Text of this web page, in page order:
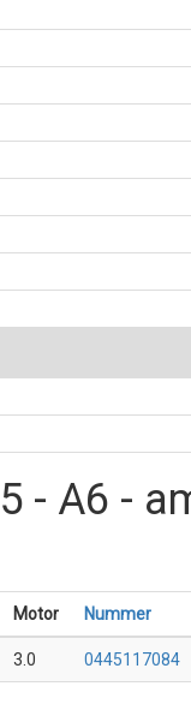
- A6 -
Motor Nummer
3.0 0445117084